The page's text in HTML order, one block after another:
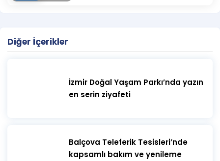
Diğer İçerikler
İzmir Doğal Yaşam Parkı’nda yazın
en serin ziyafeti
​Balçova Teleferik Tesisleri’nde
kapsamlı bakım ve yenileme